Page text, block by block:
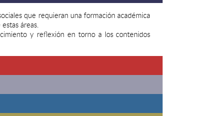
que requieran una formación académica
áreas.
y reflexión en torno a los contenidos